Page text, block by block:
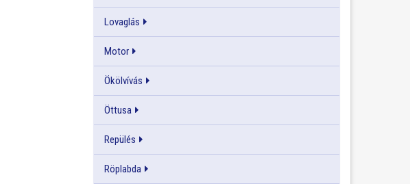
Lovaglás
Motor
Ökölvívás
Öttusa
Repülés
Röplabda